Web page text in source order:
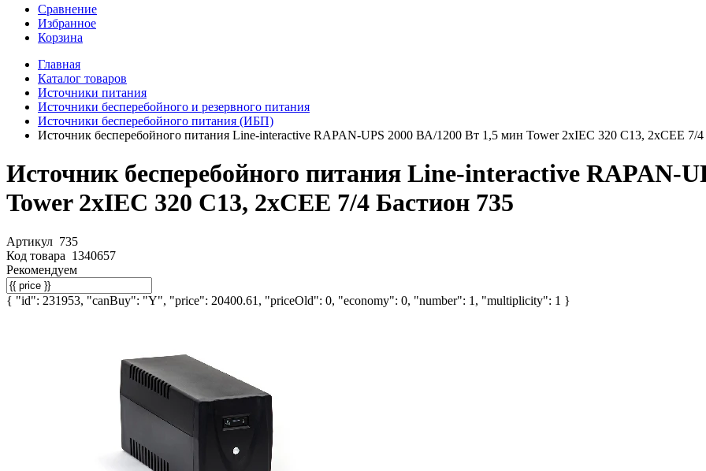
Сравнение
Избранное
Корзина
Главная
Каталог товаров
Источники питания
Источники бесперебойного и резервного питания
Источники бесперебойного питания (ИБП)
Источник бесперебойного питания Line-interactive RAPAN-UPS 2000 ВА/1200 Вт 1,5 мин Tower 2хIEC 320 C13, 2хCEE 7/4
Источник бесперебойного питания Line-interactive RAPAN-
Tower 2хIEC 320 C13, 2хCEE 7/4 Бастион 735
Артикул 735
Код товара 1340657
Рекомендуем
{ "id": 231953, "canBuy": "Y", "price": 20400.61, "priceOld": 0, "economy": 0, "number": 1, "multiplicity": 1 }